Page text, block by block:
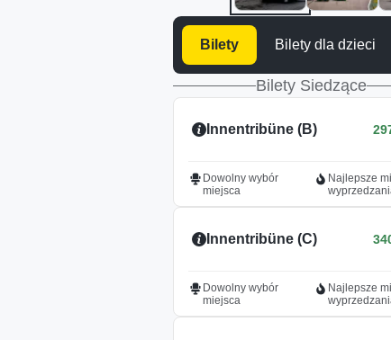
Bilety Bilety dla dzieci
Bilety Siedzące
Innentribüne (B)
Dowolny wybór
miejsca
Najlepsze
Innentribüne (C)
Dowolny wybór
miejsca
Najlepsze